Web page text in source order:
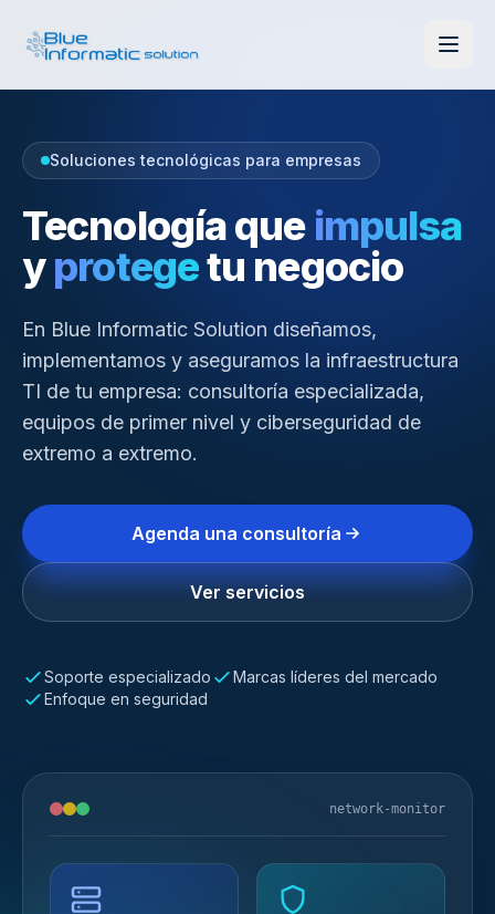
Soluciones tecnológicas para empresas
Tecnología que impulsa
yprotegetu negocio
En Blue Informatic Solution diseñamos,
implementamos y aseguramos la infraestructura
TI de tu empresa: consultoría especializada,
equipos de primer nivel y ciberseguridad de
extremo a extremo.
Agenda una consultoría
Ver servicios
Soporte especializado
Marcas líderes del mercado
Enfoque en seguridad
network-monitor